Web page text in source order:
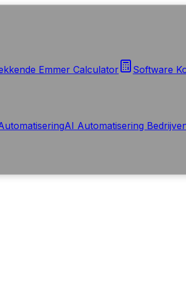
Emmer Calculator
Software
AI Automatisering